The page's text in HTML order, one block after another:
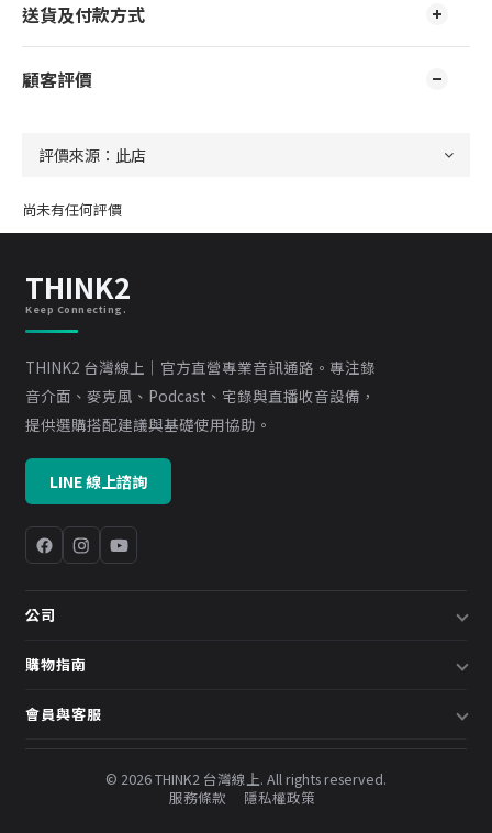
送貨及付款方式
顧客評價
尚未有任何評價
THINK2
Keep Connecting.
THINK2 台灣線上｜官方直營專業音訊通路。專注錄
音介面、麥克風、Podcast、宅錄與直播收音設備，
提供選購搭配建議與基礎使用協助。
LINE 線上諮詢
公司
關於我們
預約諮詢
購物指南
配送說明
會員與客服
會員中心
© 2026 THINK2 台灣線上. All rights reserved.
服務條款
隱私權政策